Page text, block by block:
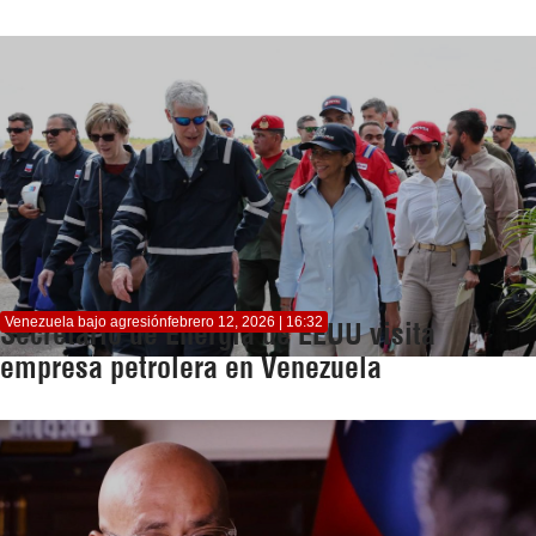
Venezuela bajo agresiónfebrero 12, 2026 | 16:32
Secretario de Energía de EEUU visita
empresa petrolera en Venezuela